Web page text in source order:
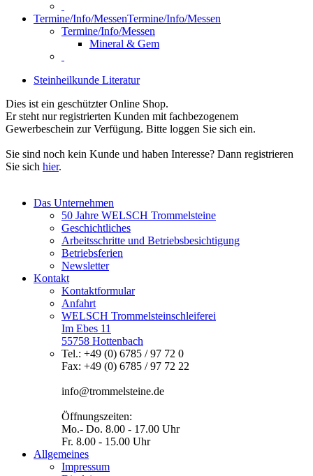
Termine/Info/MessenTermine/Info/Messen
Termine/Info/Messen
Mineral & Gem
Steinheilkunde Literatur
Dies ist ein geschützter Online Shop.
Er steht nur registrierten Kunden mit fachbezogenem
Gewerbeschein zur Verfügung. Bitte loggen Sie sich ein.
Sie sind noch kein Kunde und haben Interesse? Dann registrieren
Sie sich hier.
Das Unternehmen
50 Jahre WELSCH Trommelsteine
Geschichtliches
Arbeitsschritte und Betriebsbesichtigung
Betriebsferien
Newsletter
Kontakt
Kontaktformular
Anfahrt
WELSCH Trommelsteinschleiferei
Im Ebes 11
55758 Hottenbach
Tel.: +49 (0) 6785 / 97 72 0
Fax: +49 (0) 6785 / 97 72 22
info@trommelsteine.de
Öffnungszeiten:
Mo.- Do. 8.00 - 17.00 Uhr
Fr. 8.00 - 15.00 Uhr
Allgemeines
Impressum